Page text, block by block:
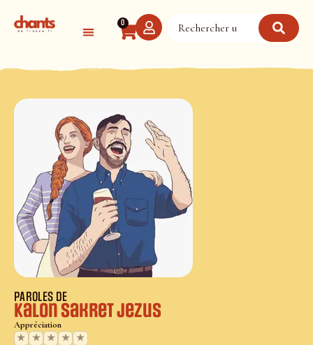
0
PAROLES DE
Kalon Sakret Jezus
Appréciation
★
★ ★ ★ ★